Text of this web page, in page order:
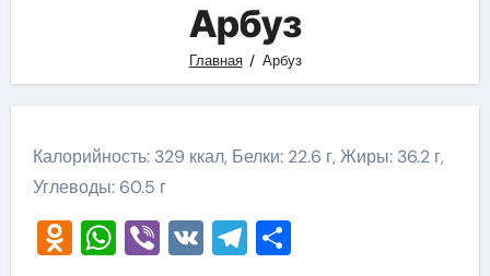
Арбуз
Главная Арбуз
Калорийность: 329 ккал, Белки: 22.6 г, Жиры: 36.2 г,
Углеводы: 60.5 г
Odnoklassniki
WhatsApp
Viber
VKTelegram
Отправить